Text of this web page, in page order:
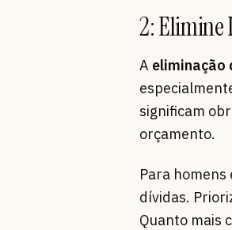
2: Elimine
A eliminação
significam
orçamento.
Para
dívidas.
Quanto mais